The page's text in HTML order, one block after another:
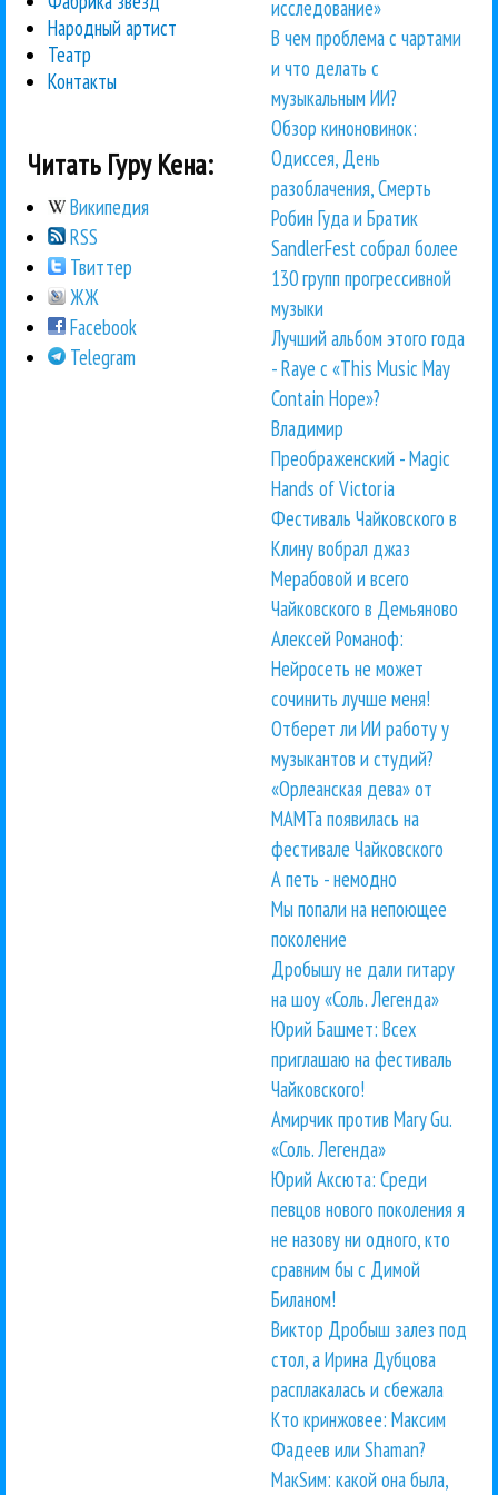
Народный артист
Театр
Контакты
Читать Гуру Кена:
Википедия
RSS
Твиттер
ЖЖ
Facebook
Telegram
исследование»
В чем проблема с чартами
и что делать с
музыкальным ИИ?
Обзор киноновинок:
Одиссея, День
разоблачения, Смерть
Робин Гуда и Братик
SandlerFest собрал более
130 групп прогрессивной
музыки
Лучший альбом этого года
- Raye с «This Music May
Contain Hope»?
Владимир
Преображенский - Magic
Hands of Victoria
Фестиваль Чайковского в
Клину вобрал джаз
Мерабовой и всего
Чайковского в Демьяново
Алексей Романоф:
Нейросеть не может
сочинить лучше меня!
Отберет ли ИИ работу у
музыкантов и студий?
«Орлеанская дева» от
МАМТа появилась на
фестивале Чайковского
А петь - немодно
Мы попали на непоющее
поколение
Дробышу не дали гитару
на шоу «Соль. Легенда»
Юрий Башмет: Всех
приглашаю на фестиваль
Чайковского!
Амирчик против Mary Gu.
«Соль. Легенда»
Юрий Аксюта: Среди
певцов нового поколения я
не назову ни одного, кто
сравним бы с Димой
Биланом!
Виктор Дробыш залез под
стол, а Ирина Дубцова
расплакалась и сбежала
Кто кринжовее: Максим
Фадеев или Shaman?
МакSим: какой она была,